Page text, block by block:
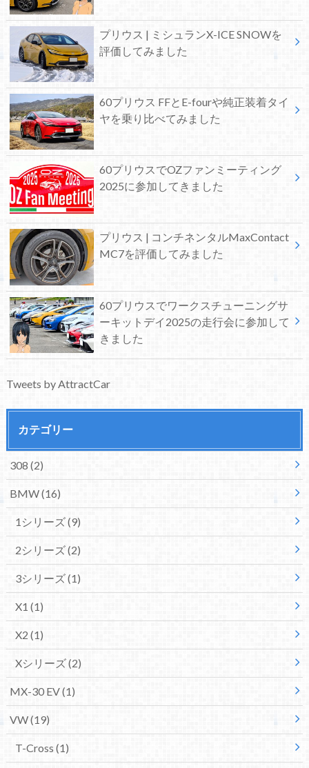
プリウス | ミシュランX-ICE SNOWを
評価してみました
60プリウス FFとE-fourや純正装着タイ
ヤを乗り比べてみました
60プリウスでOZファンミーティング
2025に参加してきました
プリウス | コンチネンタルMaxContact
MC7を評価してみました
60プリウスでワークスチューニングサ
ーキットデイ2025の走行会に参加して
きました
Tweets by AttractCar
カテゴリー
308 (2)
BMW(16)
1シリーズ(9)
2シリーズ(2)
3シリーズ(1)
X1 (1)
X2 (1)
Xシリーズ(2)
MX-30 EV(1)
VW(19)
T-Cross (1)